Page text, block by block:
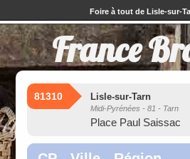
Foire à tout de Lisle-sur-
France
81310 Lisle-sur-Tarn
Midi-Pyrénées - 81 - Tarn
Place Paul Saissac